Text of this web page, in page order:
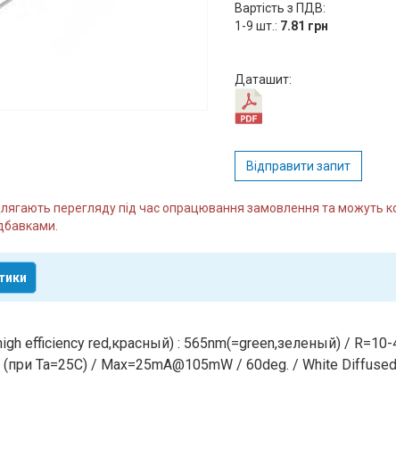
Вартість з ПДВ:
1-9 шт.: 7.81 грн
Даташит:
Відправити запит
перегляду під час опрацювання замовлення та можуть
efficiency red,красный) : 565nm(=green,зеленый) / R=10-
(при Ta=25C) / Max=25mA@105mW / 60deg. / White